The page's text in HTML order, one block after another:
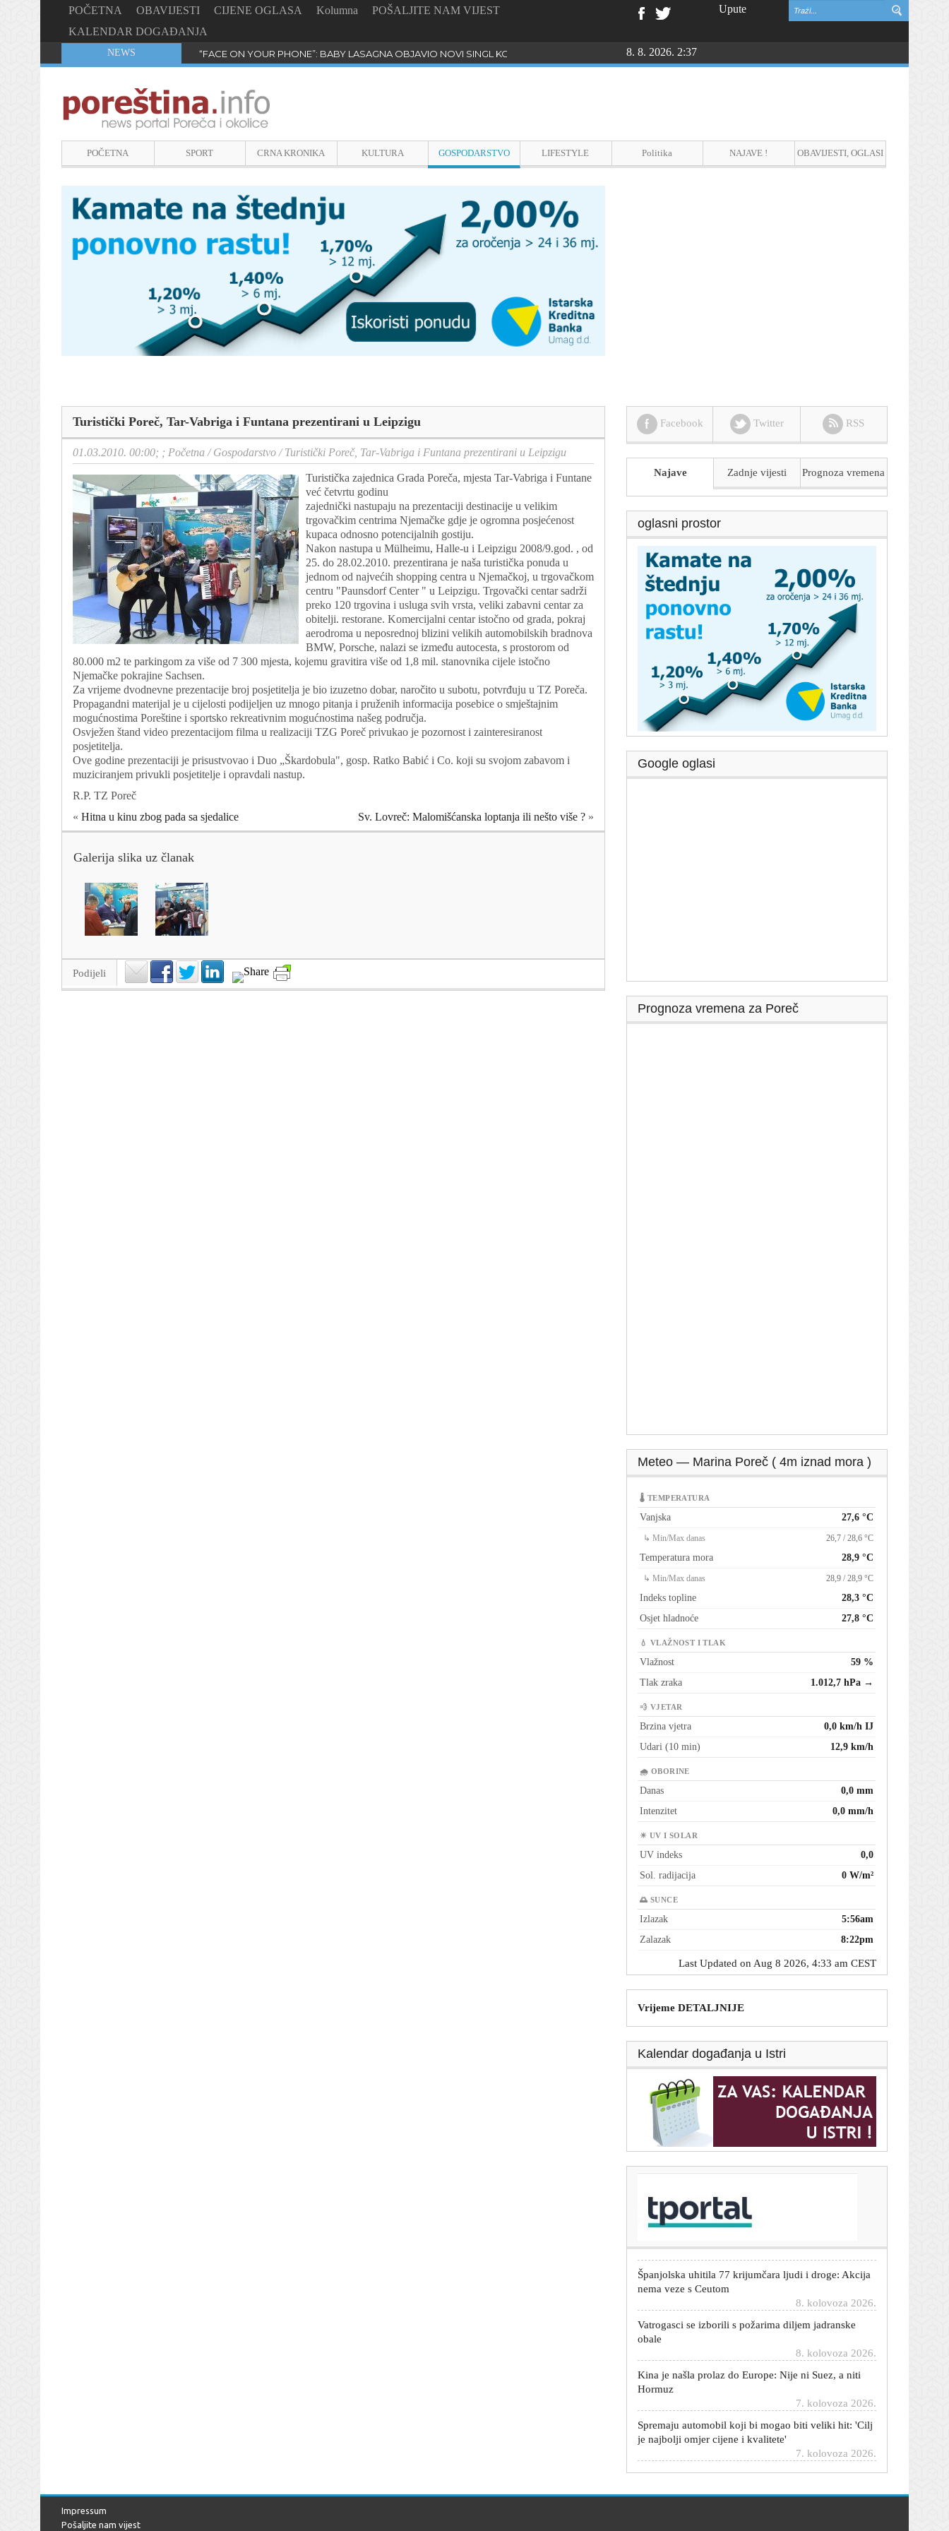
POČETNA OBAVIJESTI CIJENE OGLASA Kolumna
POŠALJITE NAM VIJEST
KALENDAR DOGAĐANJA
Upute
NEWS “FACE ON YOUR PHONE”: BABY LASAGNA OBJAVIO NOVI SINGL KOJI PROGOVARA O BULLYINGU8. 8. 2026. 2:37
POČETNA SPORT CRNA KRONIKA KULTURA GOSPODARSTVO LIFESTYLE Politika NAJAVE ! OBAVIJESTI, OGLASI
Turistički Poreč, Tar-Vabriga i Funtana prezentirani u Leipzigu
01.03.2010. 00:00; ; Početna /Gospodarstvo /Turistički Poreč, Tar-Vabriga i Funtana prezentirani u Leipzigu
Turistička zajednica Grada Poreča, mjesta Tar-Vabriga i Funtane
već četvrtu godinu
zajednički nastupaju na prezentaciji destinacije u velikim
trgovačkim centrima Njemačke gdje je ogromna posjećenost
kupaca odnosno potencijalnih gostiju.
Nakon nastupa u Mülheimu, Halle-u i Leipzigu 2008/9.god. , od
25. do 28.02.2010. prezentirana je naša turistička ponuda u
jednom od najvećih shopping centra u Njemačkoj, u trgovačkom
centru "Paunsdorf Center " u Leipzigu. Trgovački centar sadrži
preko 120 trgovina i usluga svih vrsta, veliki zabavni centar za
obitelji. restorane. Komercijalni centar istočno od grada, pokraj
aerodroma u neposrednoj blizini velikih automobilskih bradnova
BMW, Porsche, nalazi se između autocesta, s prostorom od
80.000 m2 te parkingom za više od 7 300 mjesta, kojemu gravitira više od 1,8 mil. stanovnika cijele istočno
Njemačke pokrajine Sachsen.
Za vrijeme dvodnevne prezentacije broj posjetitelja je bio izuzetno dobar, naročito u subotu, potvrđuju u TZ Poreča.
Propagandni materijal je u cijelosti podijeljen uz mnogo pitanja i pruženih informacija posebice o smještajnim
mogućnostima Poreštine i sportsko rekreativnim mogućnostima našeg područja.
Osvježen štand video prezentacijom filma u realizaciji TZG Poreč privukao je pozornost i zainteresiranost
posjetitelja.
Ove godine prezentaciji je prisustvovao i Duo „Škardobula", gosp. Ratko Babić i Co. koji su svojom zabavom i
muziciranjem privukli posjetitelje i opravdali nastup.
R.P. TZ Poreč
« Hitna u kinu zbog pada sa sjedalice Sv. Lovreč: Malomišćanska loptanja ili nešto više ? »
Galerija slika uz članak
Podijeli
Facebook Twitter RSS
Najave Zadnje vijesti Prognoza vremena
oglasni prostor
Google oglasi
Prognoza vremena za Poreč
Meteo — Marina Poreč ( 4m iznad mora )
🌡 TEMPERATURA
Vanjska 27,6 °C
↳ Min/Max danas 26,7 / 28,6 °C
Temperatura mora 28,9 °C
↳ Min/Max danas 28,9 / 28,9 °C
Indeks topline
28,3 °C
Osjet hladnoće
27,8 °C
💧 VLAŽNOST I TLAK
Vlažnost
59 %
Tlak zraka
1.012,7 hPa →
💨 VJETAR
Brzina vjetra
0,0 km/h IJ
Udari (10 min)
12,9 km/h
🌧 OBORINE
Danas
0,0 mm
Intenzitet
0,0 mm/h
☀ UV I SOLAR
UV indeks
0,0
Sol. radijacija
0 W/m²
🌅 SUNCE
Izlazak
5:56am
Zalazak
8:22pm
Last Updated on Aug 8 2026, 4:33 am CEST
Vrijeme DETALJNIJE
Kalendar događanja u Istri
Sud: Trump ne smije graditi plesnu dvoranu u Bijeloj
kući; Trump: Poništite odluku
nema veze s Ceutom
8. kolovoza 2026.
Vatrogasci se izborili s požarima diljem jadranske
obale
8. kolovoza 2026.
Kina je našla prolaz do Europe: Nije ni Suez, a niti
Hormuz
7. kolovoza 2026.
Spremaju automobil koji bi mogao biti veliki hit: 'Cilj
je najbolji omjer cijene i kvalitete'
7. kolovoza 2026.
Stručnjak izdvojio pet 'vječnih' automobila koje
Impressum
Pošaljite nam vijest